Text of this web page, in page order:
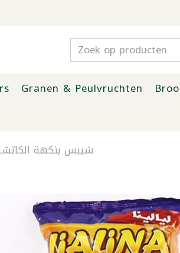
Granen & Peulvruchten
شيبس بنكهة الكاتشب